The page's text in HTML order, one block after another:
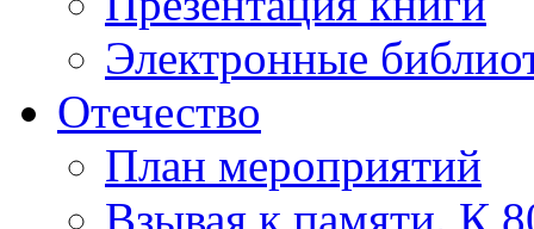
Электронные
Отечество
План мероприятий
Взывая к памяти. К